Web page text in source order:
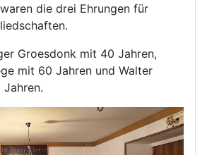
die drei Ehrungen für
Groesdonk mit 40 Jahren,
mit 60 Jahren und Walter